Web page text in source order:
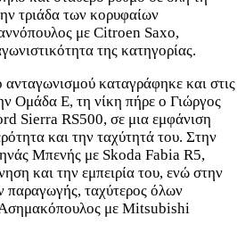
τριάδα των κορυφαίων
με Citroen Saxo,
της κατηγορίας.
ανταγωνισμού καταγράφηκε και στις
Ομάδα Ε, τη νίκη πήρε ο Γιώργος
Sierra RS500, σε μια εμφάνιση
και την ταχύτητά του. Στην
Μπενής με Skoda Fabia R5,
και την εμπειρία του, ενώ στην
ταχύτερος όλων
Ασημακόπουλος με Mitsubishi